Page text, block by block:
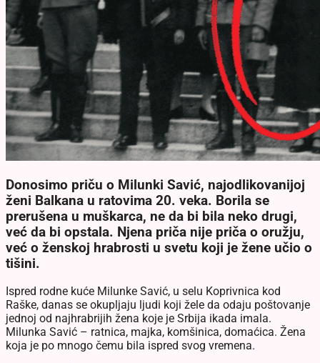
Donosimo priču o Milunki Savić, najodlikovanijoj
ženi Balkana u ratovima 20. veka. Borila se
prerušena u muškarca, ne da bi bila neko drugi,
već da bi opstala. Njena priča nije priča o oružju,
već o ženskoj hrabrosti u svetu koji je žene učio o
tišini.
Ispred rodne kuće Milunke Savić, u selu Koprivnica kod
Raške, danas se okupljaju ljudi koji žele da odaju poštovanje
jednoj od najhrabrijih žena koje je Srbija ikada imala.
Milunka Savić – ratnica, majka, komšinica, domaćica. Žena
koja je po mnogo čemu bila ispred svog vremena.